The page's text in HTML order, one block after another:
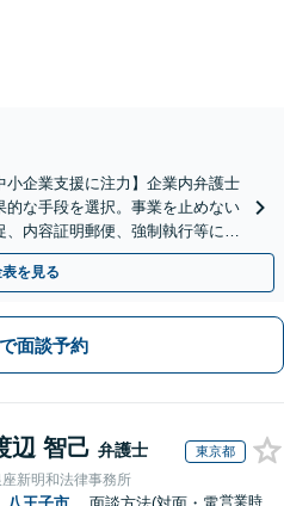
企業支援に注力】企業内弁護士
な手段を選択。事業を止めない
内容証明郵便、強制執行等に精
オンライン面談◎】
を見る
面談予約
辺 智己 弁護士 東京都
新明和法律事務所
八王子市
面談方法(対面・電営業時